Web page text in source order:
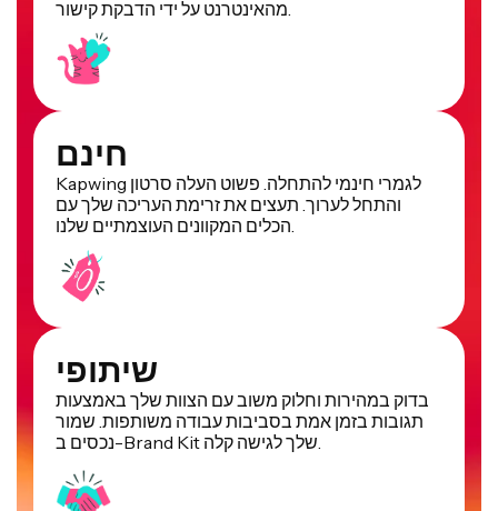
חינם
Kapwing לגמרי חינמי להתחלה. פשוט העלה סרטון
והתחל לערוך. תעצים את זרימת העריכה שלך עם
שיתופי
בדוק במהירות וחלוק משוב עם הצוות שלך באמצעות
תגובות בזמן אמת בסביבות עבודה משותפות. שמור